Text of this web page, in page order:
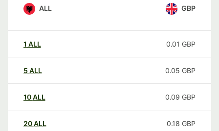
ALL GBP
1 ALL 0.01 GBP
5 ALL 0.05 GBP
10ALL 0.09 GBP
20ALL 0.18 GBP